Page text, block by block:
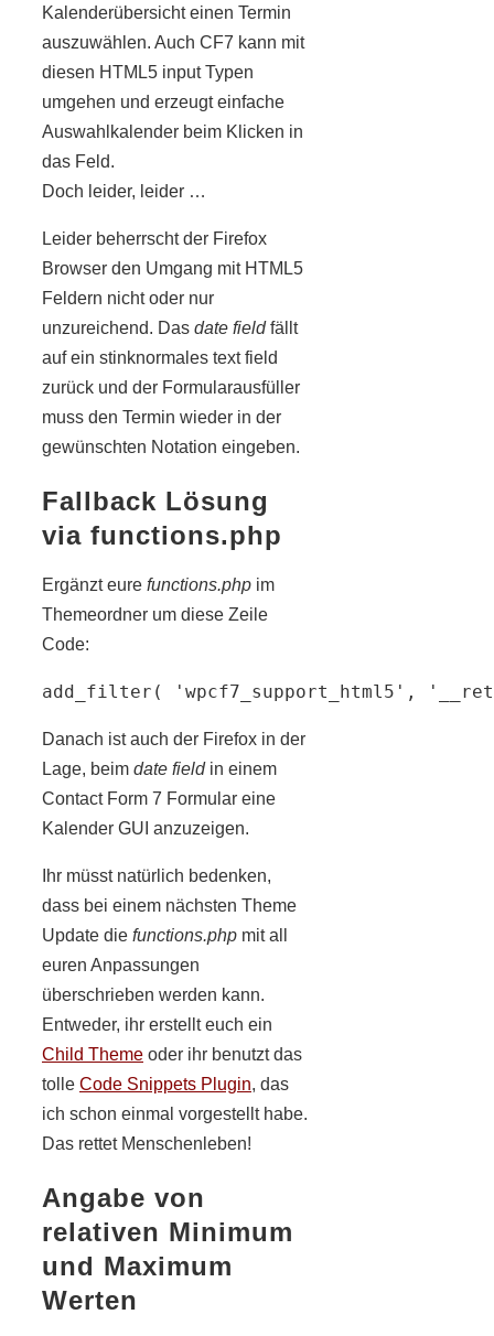
Kalenderübersicht einen Termin
auszuwählen. Auch CF7 kann mit
diesen HTML5 input Typen
umgehen und erzeugt einfache
Auswahlkalender beim Klicken in
das Feld.
Doch leider, leider …
Leider beherrscht der Firefox
Browser den Umgang mit HTML5
Feldern nicht oder nur
unzureichend. Das date fieldfällt
auf ein stinknormales text field
zurück und der Formularausfüller
muss den Termin wieder in der
gewünschten Notation eingeben.
Fallback Lösung
via functions.php
Ergänzt eure functions.php im
Themeordner um diese Zeile
Code:
add_filter( 'wpcf7_support_html5',
Danach ist auch der Firefox in der
Lage, beim date fieldin einem
Contact Form 7 Formular eine
Kalender GUI anzuzeigen.
Ihr müsst natürlich bedenken,
dass bei einem nächsten Theme
Update die functions.php mit all
euren Anpassungen
überschrieben werden kann.
Entweder, ihr erstellt euch ein
Child Theme oder ihr benutzt das
tolle Code Snippets Plugin, das
ich schon einmal vorgestellt habe.
Das rettet Menschenleben!
Angabe von
relativen Minimum
und Maximum
Werten